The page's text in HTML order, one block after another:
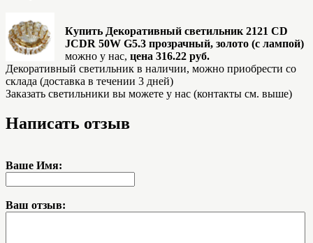
Купить Декоративный светильник 2121 CD
JCDR 50W G5.3 прозрачный, золото (с лампой)
можно у нас, цена 316.22 руб.
Декоративный светильник в наличии, можно приобрести со
склада (доставка в течении 3 дней)
Заказать светильники вы можете у нас (контакты см. выше)
Написать отзыв
Ваше Имя:
Ваш отзыв: